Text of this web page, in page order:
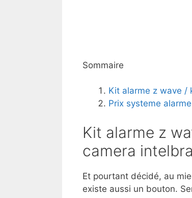
Sommaire
Kit alarme z wave /
Prix systeme
Kit alarme z
camera
Et pourtant décidé, au
existe aussi un bouton.